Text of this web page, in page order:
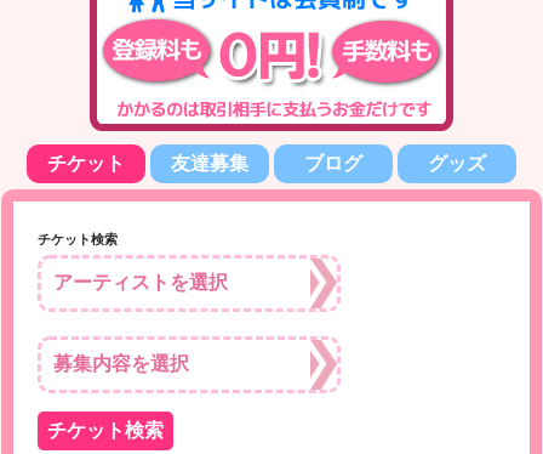
チケット 友達募集 ブログ グッズ
チケット検索